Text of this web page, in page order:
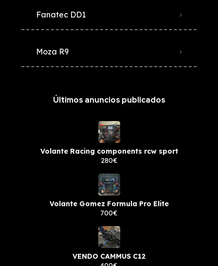
Fanatec DD1
Moza R9
Últimos anuncios publicados
Volante Racing components rcw sport
280€
Volante Gomez Formula Pro Elite
700€
VENDO CAMMUS C12